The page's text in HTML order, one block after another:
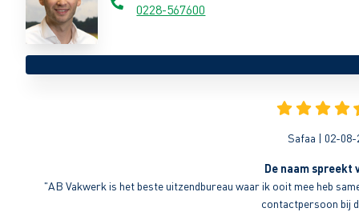
0228-567600
Safaa | 02-08-
De naam spreekt
"AB Vakwerk is het beste uitzendbureau waar ik ooit mee heb
contactpersoon bij